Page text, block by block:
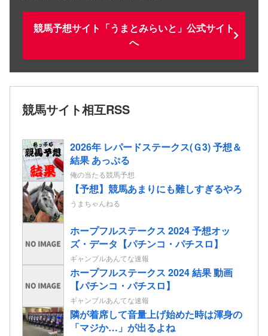
競馬予想サイト「うまとみらいと」公式サイト
へ
競馬サイト相互RSS
2026年 レパードステークス(Ｇ3) 予想＆
結果 あっぷる
俺の当たる競馬予想
【予想】競馬あまりにも難しすぎるやろ
うまちゃんねる
ホープフルステークス 2024 予想オッ
ズ・データ【パチンコ・パチスロ】
ギャンブルあんてな速報
ホープフルステークス 2024 結果 動画
【パチンコ・パチスロ】
ギャンブルあんてな速報
隣が着席して音量上げ始めた時は渾身の
「マジか…」が出るよね